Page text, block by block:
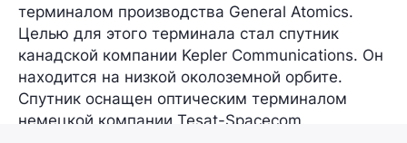
терминалом производства General Atomics.
Целью для этого терминала стал спутник
канадской компании Kepler Communications. Он
находится на низкой околоземной орбите.
Спутник оснащен оптическим терминалом
немецкой компании Tesat-Spacecom